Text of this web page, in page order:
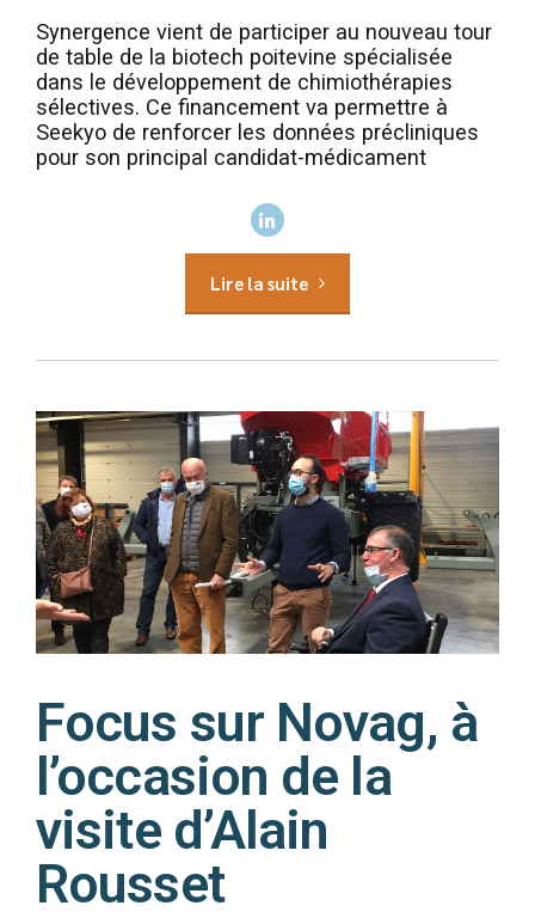
Synergence vient de participer au nouveau tour
de table de la biotech poitevine spécialisée
dans le développement de chimiothérapies
sélectives. Ce financement va permettre à
Seekyo de renforcer les données précliniques
pour son principal candidat-médicament
Lire la suite
Focus sur Novag, à
l’occasion de la
visite d’Alain
Rousset